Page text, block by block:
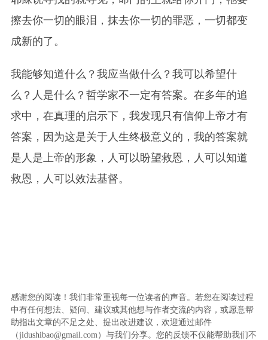
擦去你一切的眼泪，抹去你一切的罪恶，一切都变
成新的了。
我能够知道什么？我应当做什么？我可以希望什
么？人是什么？哲学家不一定有答案。在多年的追
求中，在真理的启示下，我发现只有信仰上帝才有
答案，因为这是关于人生终极意义的，我的答案就
是人是上帝的形象，人可以盼望救恩，人可以知道
救恩，人可以效法基督。
感谢您的阅读！我们非常重视每一位读者的声音。若您在阅读过程
中有任何想法、疑问、建议或其他想与作者交流的内容，或愿意帮
助指出文章的不足之处、提出改进建议，欢迎通过邮件
（jidushibao@gmail.com）与我们分享。您的反馈不仅能帮助我们不